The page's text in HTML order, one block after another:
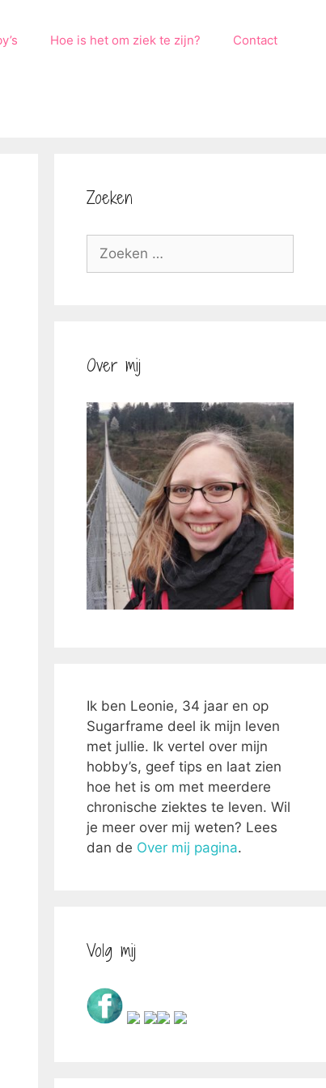
Hoe is het om ziek te zijn? Contact
Zoeken
Zoek
Over mij
Ik ben Leonie, 34 jaar en op
Sugarframe deel ik mijn leven
met jullie. Ik vertel over mijn
hobby’s, geef tips en laat zien
hoe het is om met meerdere
chronische ziektes te leven. Wil
je meer over mij weten? Lees
dan de Over mij pagina.
Volg mij